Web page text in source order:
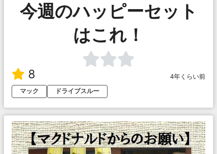
今週のハッピーセット
はこれ！
8
4年くらい前
マック
ドライブスルー